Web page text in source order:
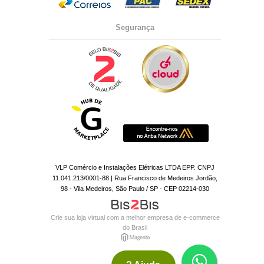
Segurança
VLP Comércio e Instalações Elétricas LTDA EPP. CNPJ
11.041.213/0001-88 | Rua Francisco de Medeiros Jordão,
98 - Vila Medeiros, São Paulo / SP - CEP 02214-030
Crie sua loja virtualcom a melhor empresa de e-commerce
do Brasil